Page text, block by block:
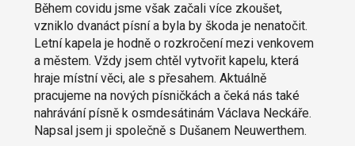
Během covidu jsme však začali více zkoušet,
vzniklo dvanáct písní a byla by škoda je nenatočit.
Letní kapela je hodně o rozkročení mezi venkovem
a městem. Vždy jsem chtěl vytvořit kapelu, která
hraje místní věci, ale s přesahem. Aktuálně
pracujeme na nových písničkách a čeká nás také
nahrávání písně k osmdesátinám Václava Neckáře.
Napsal jsem ji společně s Dušanem Neuwerthem.